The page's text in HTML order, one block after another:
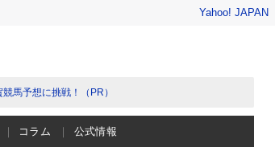
Yahoo! JAPAN
馬予想に挑戦！（PR）
コラム 公式情報